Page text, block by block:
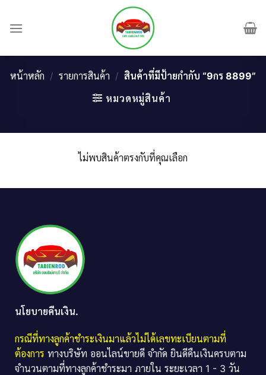
content
หน้าหลัก / รายการสินค้า / สินค้าที่มีป้ายกำกับ “9กร 8899”
หมวดหมู่สินค้า
ไม่พบสินค้าตรงกับที่คุณเลือก
นโยบายคืนเงิน.
กรณีที่ทางลูกค้าชำระเงินมาแล้วไม่ได้เลขทะเบียนตามที่
ต้องการ ทางบริษัท ออนไลน์ขายดี จำกัด ยินดีคืนเงินครบตาม
จำนวนตามที่ทางลูกค้าชำระมา ภายใน ระยะเวลา 1 - 3 วัน